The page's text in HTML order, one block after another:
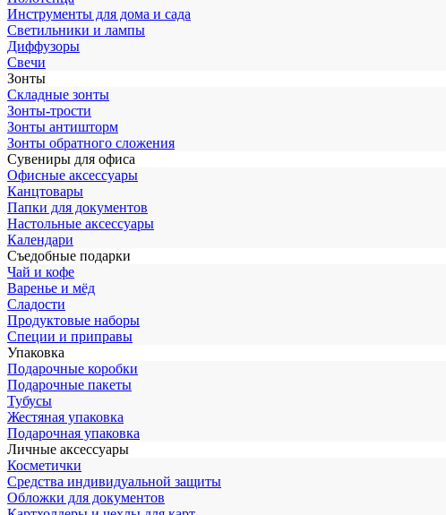
Инструменты для дома и сада
Светильники и лампы
Диффузоры
Свечи
Зонты
Складные зонты
Зонты-трости
Зонты антишторм
Зонты обратного сложения
Сувениры для офиса
Офисные аксессуары
Канцтовары
Папки для документов
Настольные аксессуары
Календари
Съедобные подарки
Чай и кофе
Варенье и мёд
Сладости
Продуктовые наборы
Специи и приправы
Упаковка
Подарочные коробки
Подарочные пакеты
Тубусы
Жестяная упаковка
Подарочная упаковка
Личные аксессуары
Косметички
Средства индивидуальной защиты
Обложки для документов